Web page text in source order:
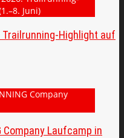
Highlight auf
Company Laufcamp in